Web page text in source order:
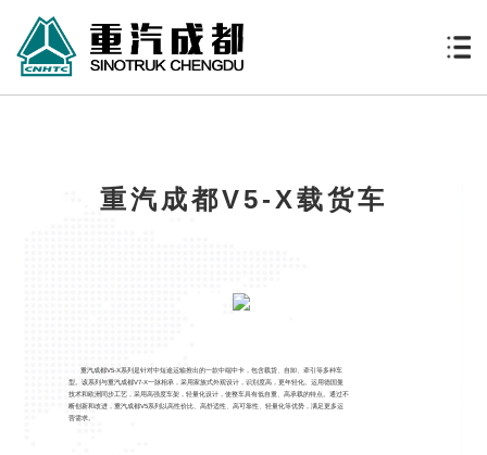
重汽成都V5-X载货车
重汽成都V5-X系列是针对中短途运输推出的一款中端中卡，包含载货、自卸、牵引等多种车
型。该系列与重汽成都V7-X一脉相承，采用家族式外观设计，识别度高，更年轻化。运用德国曼
技术和欧洲同步工艺，采用高强度车架，轻量化设计，使整车具有低自重、高承载的特点。通过不
断创新和改进，重汽成都V5系列以高性价比、高舒适性、高可靠性、轻量化等优势，满足更多运
营需求。